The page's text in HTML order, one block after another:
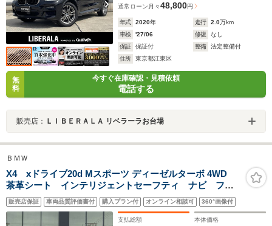
通常ローン 月々48,800円
年式 2020年 走行 2.0万km
車検
'27/06 修復
なし
保証
保証付 整備
法定整備付
住所
東京都江東区
無
料
今すぐ在庫確認・見積依頼
電話する
販売店： ＬＩＢＥＲＡＬＡ リベラーラお台場
ＢＭＷ
X4 xドライブ20d Mスポーツ ディーゼルターボ 4WD
茶革シート インテリジェントセーフティ ナビ フル
セグTV 全方位カメラ ETC ACC レーンキープアシ
スト ブラインドスポット パワーバックドア LEDヘ
ッドライト オートハイビーム アンビエントライト
販売店保証 車両品質評価書付 購入プラン付 オンライン相談可 360°画像付
支払総額 本体価格